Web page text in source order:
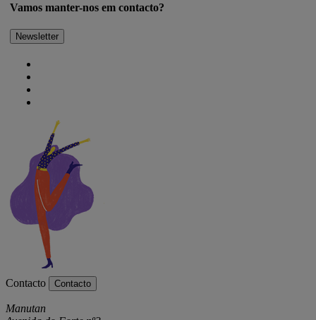
Vamos manter-nos em contacto?
Newsletter
Contacto Contacto
Manutan